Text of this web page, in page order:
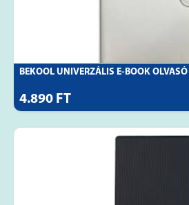
BEKOOL UNIVERZÁLIS E-BOOK OLVASÓ
4.890 FT